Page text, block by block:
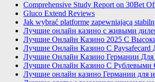
Comprehensive Study Report on 30Bet
Gluco Extend Reviews
Jak wybrać platformę zapewniającą
Лучшие онлайн казино с живыми
Лучшие Онлайн Казино 2025 С
Лучшие Онлайн Казино С Paysafecard
Лучшие Онлайн Казино Германии
Лучшие Онлайн Казино С Рублевыми
Лучшие онлайн казино Германии для